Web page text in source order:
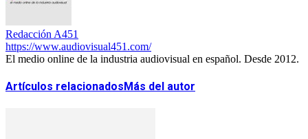
Redacción A451
https://www.audiovisual451.com/
El medio online de la industria audiovisual en español. Desde 2012.
Artículos relacionados Más del autor